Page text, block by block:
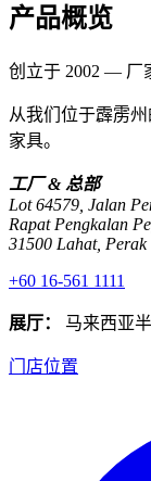
产品概览
创立于 2002 — 厂
从我们位于霹雳
家具。
工厂 & 总部
Lot 64579, Jalan
Rapat Pengkalan
31500 Lahat, Perak
+60 16-561 1111
展厅： 马来西亚
门店位置